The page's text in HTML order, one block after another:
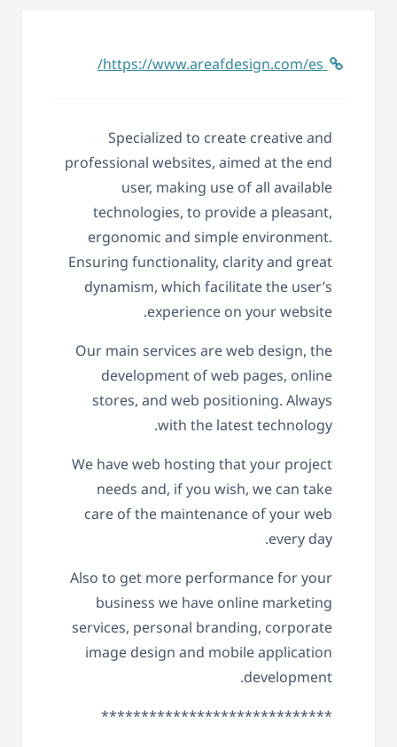
https://www.areafdesign.com/es/
Specialized to create creative and
professional websites, aimed at the end
user, making use of all available
technologies, to provide a pleasant,
ergonomic and simple environment.
Ensuring functionality, clarity and great
dynamism, which facilitate the user’s
experience on your website.
Our main services are web design, the
development of web pages, online
stores, and web positioning. Always
with the latest technology.
We have web hosting that your project
needs and, if you wish, we can take
care of the maintenance of your web
every day.
Also to get more performance for your
business we have online marketing
services, personal branding, corporate
image design and mobile application
development.
*****************************